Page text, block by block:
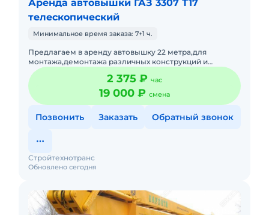
Аренда автовышки ГАЗ 3307 Т17
телескопический
Минимальное время заказа: 7+1 ч.
Предлагаем в аренду автовышку 22 метра,для
монтажа,демонтажа различных конструкций и
т.д.Подача в день заказа. Пакет отчетных документов.С
оператором.Топливо вк2 375 ₽ час
19 000 ₽ смена
Позвонить Заказать Обратный звонок
Обновлено сегодня
Стройтехнотранс